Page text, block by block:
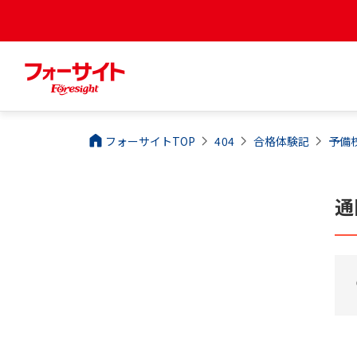
フォーサイトTOP 404 合格体験記 予備